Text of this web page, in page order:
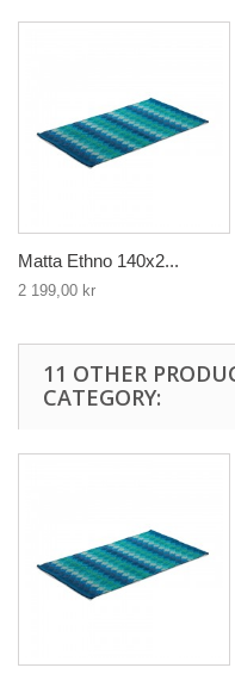
Matta Ethno 140x2...
2 199,00 kr
11 OTHER
CATEGORY: